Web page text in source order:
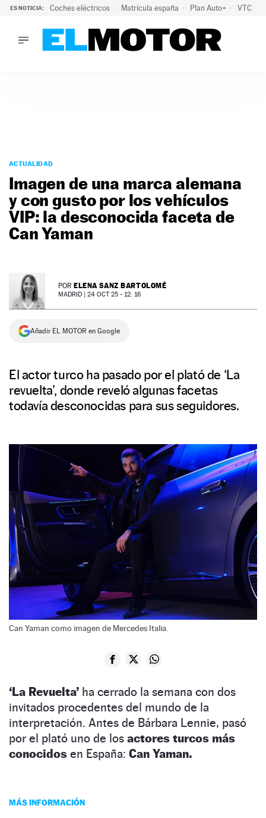
ES NOTICIA: Coches eléctricos Matrícula españa Plan Auto+ VTC
PODCAST
MOTOS
TECNOLOGÍA
SUPERCOCHES
MOTORTV
NEWSLETTER
ACTUALIDAD
Imagen de una marca alemana
y con gusto por los vehículos
VIP: la desconocida faceta de
Can Yaman
POR ELENA SANZ BARTOLOMÉ
MADRID | 24 OCT 25 - 12: 16
Añadir EL MOTOR en Google
El actor turco ha pasado por el plató de ‘La
revuelta’, donde reveló algunas facetas
todavía desconocidas para sus seguidores.
Can Yaman como imagen de Mercedes Italia.
‘La Revuelta’ ha cerrado la semana con dos
invitados procedentes del mundo de la
interpretación. Antes de Bárbara Lennie, pasó
por el plató uno de los actores turcos más
conocidos en España: Can Yaman.
MÁS INFORMACIÓN